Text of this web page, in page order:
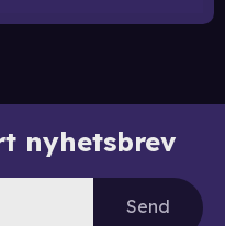
nyhetsbrev
Send